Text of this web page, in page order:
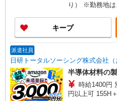
り） ※勤務地は
なし）
キープ
派遣社員
日研トータルソーシング株式会社（
半導体材料の
時給1400円
円以上可 155H